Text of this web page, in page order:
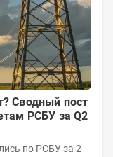
Сводный пост
РСБУ за Q2
по РСБУ за 2